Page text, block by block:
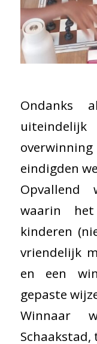
Ondanks
eindigden
waarin
kinderen
vriendelijk
en een
gepaste
Winnaar
Schaakstad,